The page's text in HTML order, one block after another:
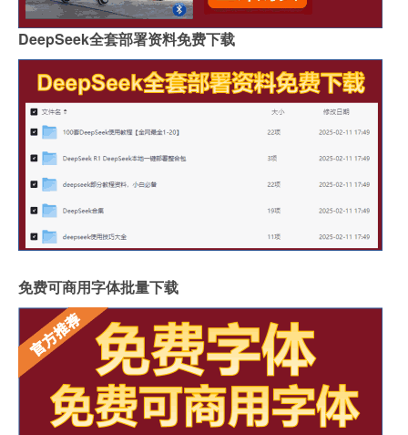
DeepSeek全套部署资料免费下载
免费可商用字体批量下载